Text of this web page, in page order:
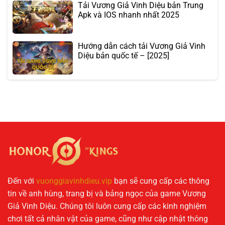
Tải Vương Giả Vinh Diệu bản Trung
Apk và IOS nhanh nhất 2025
Hướng dẫn cách tải Vương Giả Vinh
Diệu bản quốc tế – [2025]
Đến với vuonggiavinhdieu.vip bạn sẽ cung cấp các thông
tin về anh hùng, trang bị và bảng ngọc của game Vương
Giả Vinh Diệu. Chúng tôi luôn cung cấp các kinh nghiệm
chơi tất cả nhân vật của game, cũng như cập nhật thông